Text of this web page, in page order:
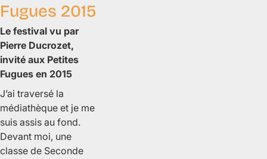
Fugues 2015
Le festival vu par
Pierre Ducrozet,
invité aux Petites
Fugues en 2015
J’ai traversé la
médiathèque et je me
suis assis au fond.
Devant moi, une
classe de Seconde